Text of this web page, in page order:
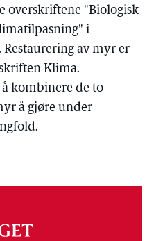
overskriftene "Biologisk
i
av myr er
Klima.
kombinere de to
å gjøre under